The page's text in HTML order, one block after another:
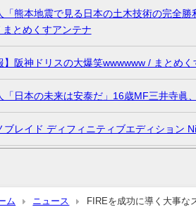
「熊本地震で見る日本の土木技術の完全
まとめくすアンテナ
】阪神ドリスの大爆笑wwwwww / まとめく
「日本の未来は安泰だ」16歳MF三井寺眞
ブレイド ディフィニティブエディション
ーボックス積んで出発→途中で買い足し
ム ニュース FIREを成功に導く大事